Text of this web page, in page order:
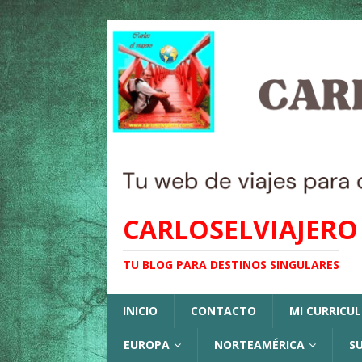
CARLOSELVIAJERO
TU BLOG PARA DESTINOS SINGULARES
INICIO CONTACTO MI
EUROPA NORTEAMÉRICA